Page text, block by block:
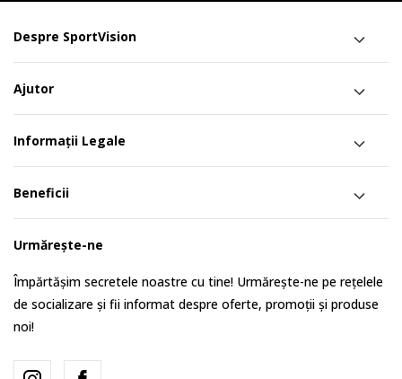
Despre SportVision
Ajutor
Informații Legale
Beneficii
Urmărește-ne
Împărtășim secretele noastre cu tine! Urmărește-ne pe rețelele
de socializare și fii informat despre oferte, promoții și produse
noi!